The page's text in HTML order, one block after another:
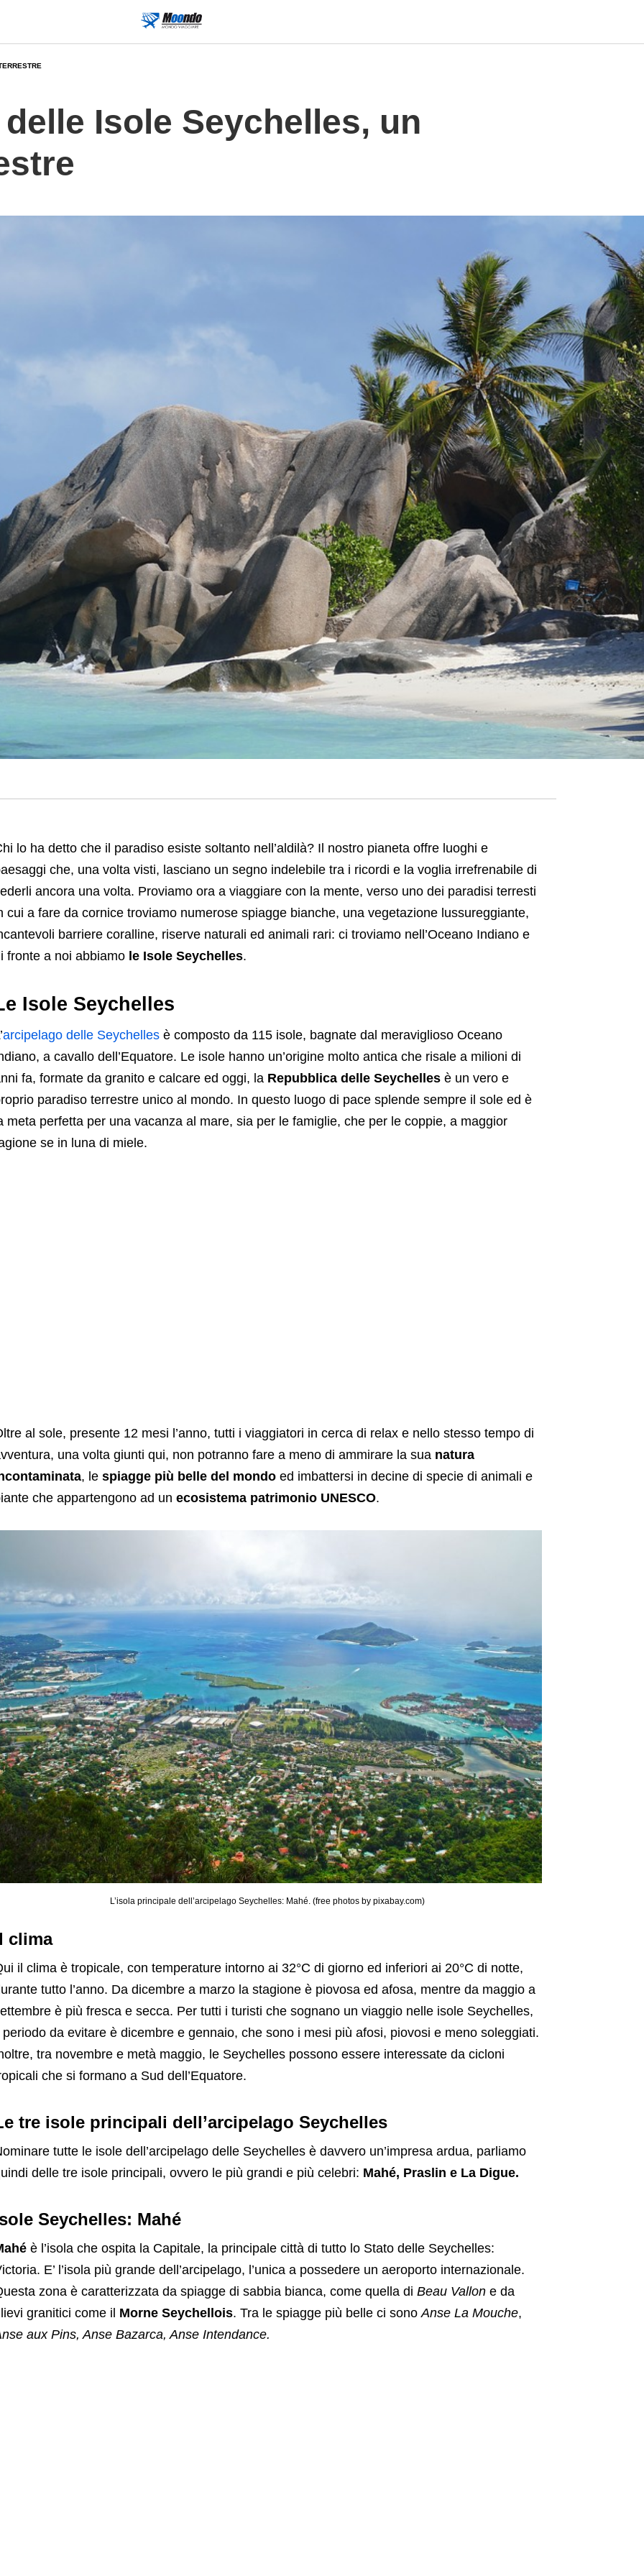
Isole Seychelles, un
lo ha detto che il paradiso esiste soltanto nell’aldilà? Il nostro pianeta offre luoghi e
che, una volta visti, lasciano un segno indelebile tra i ricordi e la voglia irrefrenabile di
ancora una volta. Proviamo ora a viaggiare con la mente, verso uno dei paradisi terresti
cui a fare da cornice troviamo numerose spiagge bianche, una vegetazione lussureggiante,
barriere coralline, riserve naturali ed animali rari: ci troviamo nell’Oceano Indiano e
fronte a noi abbiamo le Isole Seychelles.
Isole Seychelles
arcipelago delle Seychellesè composto da 115 isole, bagnate dal meraviglioso Oceano
a cavallo dell’Equatore. Le isole hanno un’origine molto antica che risale a milioni di
fa, formate da granito e calcare ed oggi, la Repubblica delle Seychellesè un vero e
paradiso terrestre unico al mondo. In questo luogo di pace splende sempre il sole ed è
meta perfetta per una vacanza al mare, sia per le famiglie, che per le coppie, a maggior
se in luna di miele.
al sole, presente 12 mesi l’anno, tutti i viaggiatori in cerca di relax e nello stesso tempo di
una volta giunti qui, non potranno fare a meno di ammirare la sua natura
, le spiagge più belle del mondoed imbattersi in decine di specie di animali e
che appartengono ad un ecosistema patrimonio UNESCO.
L’isola principale dell’arcipelago Seychelles: Mahé. (free photos by pixabay.com)
clima
il clima è tropicale, con temperature intorno ai 32°C di giorno ed inferiori ai 20°C di notte,
tutto l’anno. Da dicembre a marzo la stagione è piovosa ed afosa, mentre da maggio a
è più fresca e secca. Per tutti i turisti che sognano un viaggio nelle isole Seychelles,
periodo da evitare è dicembre e gennaio, che sono i mesi più afosi, piovosi e meno soleggiati.
tra novembre e metà maggio, le Seychelles possono essere interessate da cicloni
che si formano a Sud dell’Equatore.
tre isole principali dell’arcipelago Seychelles
tutte le isole dell’arcipelago delle Seychelles è davvero un’impresa ardua, parliamo
delle tre isole principali, ovvero le più grandi e più celebri: Mahé, Praslin e La Digue.
Seychelles: Mahé
è l’isola che ospita la Capitale, la principale città di tutto lo Stato delle Seychelles:
E’ l’isola più grande dell’arcipelago, l’unica a possedere un aeroporto internazionale.
zona è caratterizzata da spiagge di sabbia bianca, come quella di Beau Vallone da
granitici come il Morne Seychellois. Tra le spiagge più belle ci sonoAnse La Mouche,
aux Pins, Anse Bazarca, Anse Intendance.